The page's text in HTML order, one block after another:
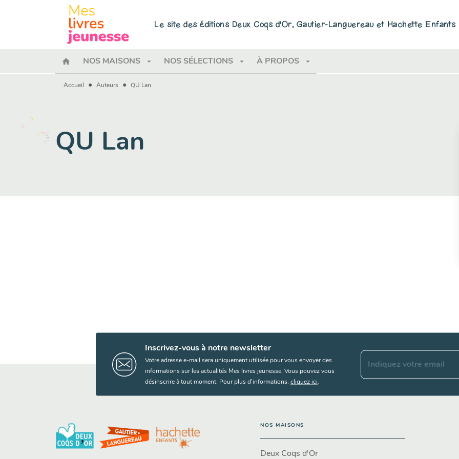
MENU
Le site des éditions Deux Coqs d'Or, Gautier-Languereau et Hachette Enfants
home NOS MAISONS arrow_drop_down NOS SÉLECTIONS arrow_drop_down À PROPOS arrow_drop_down
Accueil • Auteurs • QU Lan
QU Lan
Inscrivez-vous à notre newsletter
Votre adresse e-mail sera uniquement utilisée pour vous envoyer des
informations sur les actualités Mes livres jeunesse. Vous pouvez vous
désinscrire à tout moment. Pour plus d’informations, cliquez ici.
Indiquez votre email
NOS MAISONS
Deux Coqs d'Or